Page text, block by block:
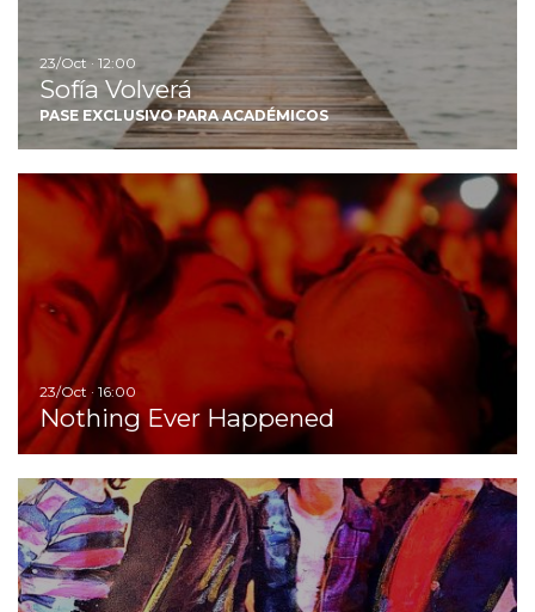
23/Oct · 12:00
Sofía Volverá
PASE EXCLUSIVO PARA ACADÉMICOS
23/Oct · 16:00
Nothing Ever Happened